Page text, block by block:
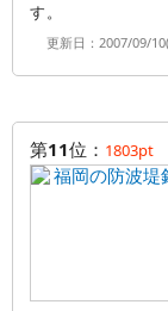
す。
更新日：2007/09/
第11位： 1803pt